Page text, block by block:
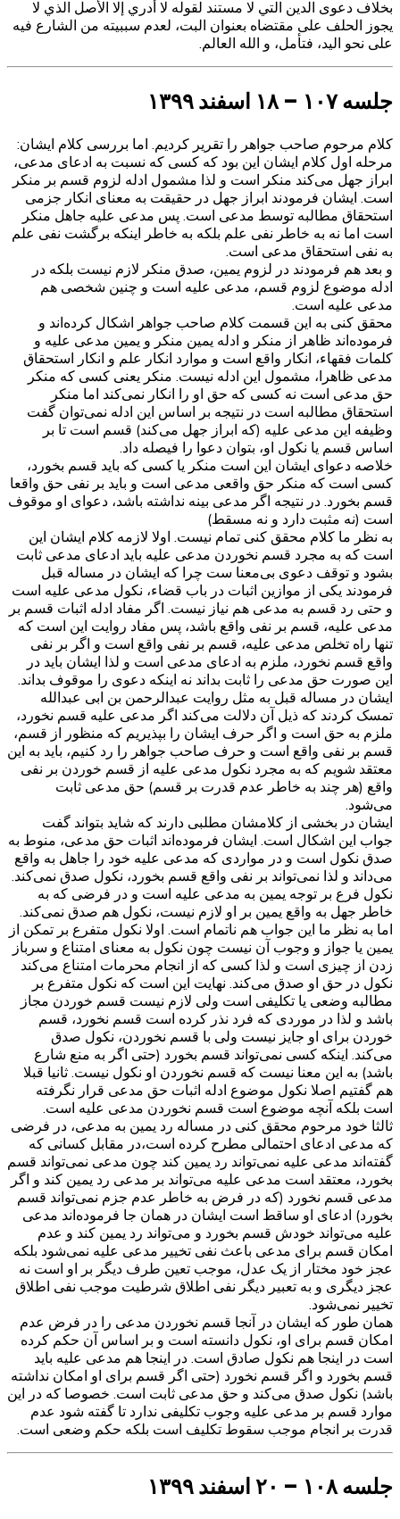
بخلاف دعوى الدين التي لا مستند لقوله لا أدري إلا الأصل الذي لا
يجوز الحلف على مقتضاه بعنوان البت، لعدم سببيته من الشارع فيه
على نحو اليد، فتأمل، و الله العالم.
جلسه ۱۰۷ – ۱۸ اسفند ۱۳۹۹
کلام مرحوم صاحب جواهر را تقریر کردیم. اما بررسی کلام ایشان:
مرحله اول کلام ایشان این بود که کسی که نسبت به ادعای مدعی،
ابراز جهل می‌کند منکر است و لذا مشمول ادله لزوم قسم بر منکر
است. ایشان فرمودند ابراز جهل در حقیقت به معنای انکار جزمی
استحقاق مطالبه توسط مدعی است. پس مدعی علیه جاهل منکر
است اما نه به خاطر نفی علم بلکه به خاطر اینکه برگشت نفی علم
به نفی استحقاق مدعی است.
و بعد هم فرمودند در لزوم یمین، صدق منکر لازم نیست بلکه در
ادله موضوع لزوم قسم، مدعی علیه است و چنین شخصی هم
مدعی علیه است.
محقق کنی به این قسمت کلام صاحب جواهر اشکال کرده‌اند و
فرموده‌اند ظاهر از منکر و ادله یمین منکر و یمین مدعی علیه و
کلمات فقهاء، انکار واقع است و موارد انکار علم و انکار استحقاق
مدعی ظاهرا، مشمول این ادله نیست. منکر یعنی کسی که منکر
حق مدعی است نه کسی که حق او را انکار نمی‌کند اما منکر
استحقاق مطالبه است در نتیجه بر اساس این ادله نمی‌توان گفت
وظیفه این مدعی علیه (که ابراز جهل می‌کند) قسم است تا بر
اساس قسم یا نکول او، بتوان دعوا را فیصله داد.
خلاصه دعوای ایشان این است منکر یا کسی که باید قسم بخورد،
کسی است که منکر حق واقعی مدعی است و باید بر نفی حق واقعا
قسم بخورد. در نتیجه اگر مدعی بینه نداشته باشد، دعوای او موقوف
است (نه مثبت دارد و نه مسقط)
به نظر ما کلام محقق کنی تمام نیست. اولا لازمه کلام ایشان این
است که به مجرد قسم نخوردن مدعی علیه باید ادعای مدعی ثابت
بشود و توقف دعوی بی‌معنا ست چرا که ایشان در مساله قبل
فرمودند یکی از موازین اثبات در باب قضاء، نکول مدعی علیه است
و حتی رد قسم به مدعی هم نیاز نیست. اگر مفاد ادله اثبات قسم بر
مدعی علیه، قسم بر نفی واقع باشد، پس مفاد روایت این است که
تنها راه تخلص مدعی علیه، قسم بر نفی واقع است و اگر بر نفی
واقع قسم نخورد، ملزم به ادعای مدعی است و لذا ایشان باید در
این صورت حق مدعی را ثابت بداند نه اینکه دعوی را موقوف بداند.
ایشان در مساله قبل به مثل روایت عبدالرحمن بن ابی عبدالله
تمسک کردند که ذیل آن دلالت می‌کند اگر مدعی علیه قسم نخورد،
ملزم به حق است و اگر حرف ایشان را بپذیریم که منظور از قسم،
قسم بر نفی واقع است و حرف صاحب جواهر را رد کنیم، باید به این
معتقد شویم که به مجرد نکول مدعی علیه از قسم خوردن بر نفی
واقع (هر چند به خاطر عدم قدرت بر قسم) حق مدعی ثابت
می‌شود.
ایشان در بخشی از کلامشان مطلبی دارند که شاید بتواند گفت
جواب این اشکال است. ایشان فرموده‌اند اثبات حق مدعی، منوط به
صدق نکول است و در مواردی که مدعی علیه خود را جاهل به واقع
می‌داند و لذا نمی‌تواند بر نفی واقع قسم بخورد، نکول صدق نمی‌کند.
نکول فرع بر توجه یمین به مدعی علیه است و در فرضی که به
خاطر جهل به واقع یمین بر او لازم نیست، نکول هم صدق نمی‌کند.
اما به نظر ما این جواب هم ناتمام است. اولا نکول متفرع بر تمکن از
یمین یا جواز و وجوب آن نیست چون نکول به معنای امتناع و سرباز
زدن از چیزی است و لذا کسی که از انجام محرمات امتناع می‌کند
نکول در حق او صدق می‌کند. نهایت این است که نکول متفرع بر
مطالبه وضعی یا تکلیفی است ولی لازم نیست قسم خوردن مجاز
باشد و لذا در موردی که فرد نذر کرده است قسم نخورد، قسم
خوردن برای او جایز نیست ولی با قسم نخوردن، نکول صدق
می‌کند. اینکه کسی نمی‌تواند قسم بخورد (حتی اگر به منع شارع
باشد) به این معنا نیست که قسم نخوردن او نکول نیست. ثانیا قبلا
هم گفتیم اصلا نکول موضوع ادله اثبات حق مدعی قرار نگرفته
است بلکه آنچه موضوع است قسم نخوردن مدعی علیه است.
ثالثا خود مرحوم محقق کنی در مساله رد یمین به مدعی، در فرضی
که مدعی ادعای احتمالی مطرح کرده است،در مقابل کسانی که
گفته‌اند مدعی علیه نمی‌تواند رد یمین کند چون مدعی نمی‌تواند قسم
بخورد، معتقد است مدعی علیه می‌تواند بر مدعی رد یمین کند و اگر
مدعی قسم نخورد (که در فرض به خاطر عدم جزم نمی‌تواند قسم
بخورد) ادعای او ساقط است ایشان در همان جا فرموده‌اند مدعی
علیه می‌تواند خودش قسم بخورد و می‌تواند رد یمین کند و عدم
امکان قسم برای مدعی باعث نفی تخییر مدعی علیه نمی‌شود بلکه
عجز خود مختار از یک عدل، موجب تعین طرف دیگر بر او است نه
عجز دیگری و به تعبیر دیگر نفی اطلاق شرطیت موجب نفی اطلاق
تخییر نمی‌شود.
همان طور که ایشان در آنجا قسم نخوردن مدعی را در فرض عدم
امکان قسم برای او، نکول دانسته است و بر اساس آن حکم کرده
است در اینجا هم نکول صادق است. در اینجا هم مدعی علیه باید
قسم بخورد و اگر قسم نخورد (حتی اگر قسم برای او امکان نداشته
باشد) نکول صدق می‌کند و حق مدعی ثابت است. خصوصا که در این
موارد قسم بر مدعی علیه وجوب تکلیفی ندارد تا گفته شود عدم
قدرت بر انجام موجب سقوط تکلیف است بلکه حکم وضعی است.
جلسه ۱۰۸ – ۲۰ اسفند ۱۳۹۹